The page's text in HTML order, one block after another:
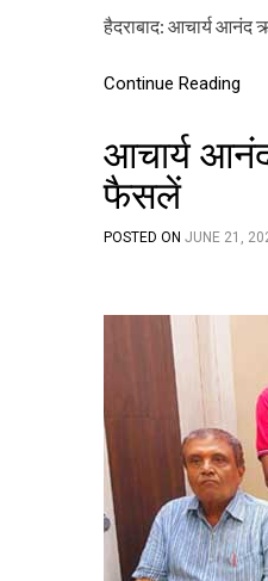
हैदराबाद: आचार्य आनंद
Continue Reading
आचार्य
फैसलें
POSTED ON JUNE 21,